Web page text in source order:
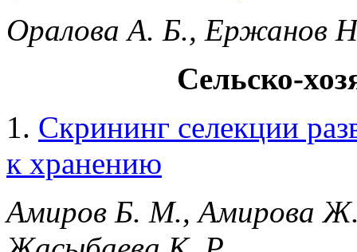
Оралова А. Б., Ержанов
Сельско-
1. Скрининг селекции
к хранению
Амиров Б. М., Амирова